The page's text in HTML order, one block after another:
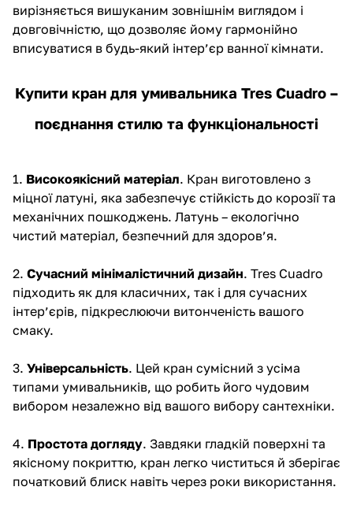
вирізняється вишуканим зовнішнім виглядом і
довговічністю, що дозволяє йому гармонійно
вписуватися в будь-який інтер’єр ванної кімнати.
Купити кран для умивальника Tres Cuadro –
поєднання стилю та функціональності
1. Високоякісний матеріал. Кран виготовлено з
міцної латуні, яка забезпечує стійкість до корозії та
механічних пошкоджень. Латунь – екологічно
чистий матеріал, безпечний для здоров’я.
2. Сучасний мінімалістичний дизайн. Tres Cuadro
підходить як для класичних, так і для сучасних
інтер’єрів, підкреслюючи витонченість вашого
смаку.
3. Універсальність. Цей кран сумісний з усіма
типами умивальників, що робить його чудовим
вибором незалежно від вашого вибору сантехніки.
4. Простота догляду. Завдяки гладкій поверхні та
якісному покриттю, кран легко чиститься й зберігає
початковий блиск навіть через роки використання.